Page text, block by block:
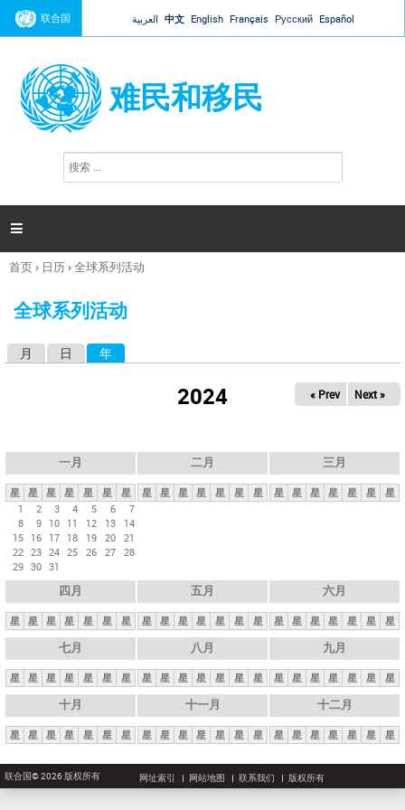
Jump to navigation
联合国 العربية 中文 English Français Русский Español
难民和移民
搜
索

你
这
首页› 日历›全球系列活动
全球系列活动
月 日 年
2024 « Prev Next »
一月
星 星 星 星 星 星
星
1
2 3 4 5 6
7
8
9 10 11 12 13
14
15 16 17 18 19 20 21
22 23 24 25 26 27 28
29 30 31
二月
星 星 星 星 星 星 星
三月
星 星 星 星 星 星 星
四月
星 星 星 星 星 星 星
五月
星 星 星 星 星 星 星
六月
星 星 星 星 星 星 星
七月
星 星 星 星 星 星 星
八月
星 星 星 星 星 星 星
九月
星 星 星 星 星 星 星
十月
星 星 星 星 星 星 星
十一月
星 星 星 星 星 星 星
十二月
星 星 星 星 星 星 星
联合国© 2026 版权所有 网址索引 网站地图 联系我们 版权所有